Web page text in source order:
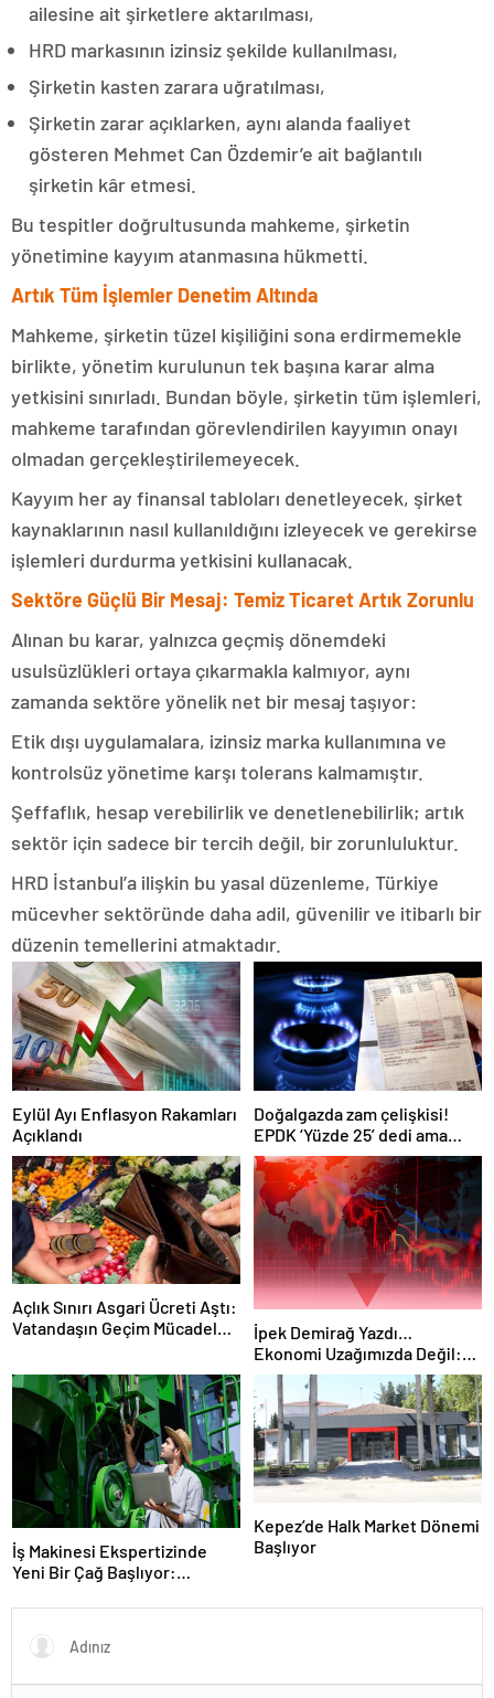
ailesine ait şirketlere aktarılması,
HRD markasının izinsiz şekilde kullanılması,
Şirketin kasten zarara uğratılması,
Şirketin zarar açıklarken, aynı alanda faaliyet
gösteren Mehmet Can Özdemir’e ait bağlantılı
şirketin kâr etmesi.
Bu tespitler doğrultusunda mahkeme, şirketin
yönetimine kayyım atanmasına hükmetti.
Artık Tüm İşlemler Denetim Altında
Mahkeme, şirketin tüzel kişiliğini sona erdirmemekle
birlikte, yönetim kurulunun tek başına karar alma
yetkisini sınırladı. Bundan böyle, şirketin tüm işlemleri,
mahkeme tarafından görevlendirilen kayyımın onayı
olmadan gerçekleştirilemeyecek.
Kayyım her ay finansal tabloları denetleyecek, şirket
kaynaklarının nasıl kullanıldığını izleyecek ve gerekirse
işlemleri durdurma yetkisini kullanacak.
Sektöre Güçlü Bir Mesaj: Temiz Ticaret Artık Zorunlu
Alınan bu karar, yalnızca geçmiş dönemdeki
usulsüzlükleri ortaya çıkarmakla kalmıyor, aynı
zamanda sektöre yönelik net bir mesaj taşıyor:
Etik dışı uygulamalara, izinsiz marka kullanımına ve
kontrolsüz yönetime karşı tolerans kalmamıştır.
Şeffaflık, hesap verebilirlik ve denetlenebilirlik; artık
sektör için sadece bir tercih değil, bir zorunluluktur.
HRD İstanbul’a ilişkin bu yasal düzenleme, Türkiye
mücevher sektöründe daha adil, güvenilir ve itibarlı bir
düzenin temellerini atmaktadır.
Eylül Ayı Enflasyon Rakamları
Açıklandı
Doğalgazda zam çelişkisi!
EPDK ‘Yüzde 25’ dedi ama
faturalar yüzde 45 artacak
Açlık Sınırı Asgari Ücreti Aştı:
Vatandaşın Geçim Mücadelesi
İpek Demirağ Yazdı…
Ekonomi Uzağımızda Değil:
Mahalledeki Dükkan, Evdeki
Hesap
İş Makinesi Ekspertizinde
Yeni Bir Çağ Başlıyor:
Satım Dönemi
Kepez’de Halk Market Dönemi
Başlıyor